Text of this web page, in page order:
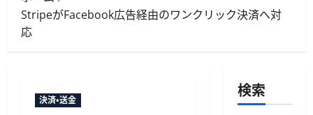
StripeがFacebook広告経由のワンクリック決済へ対
応
決済・送金
検索